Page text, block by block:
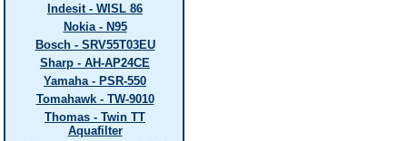
Indesit - WISL 86
Nokia - N95
Bosch - SRV55T03EU
Sharp - AH-AP24CE
Yamaha - PSR-550
Tomahawk - TW-9010
Thomas - Twin TT
Aquafilter